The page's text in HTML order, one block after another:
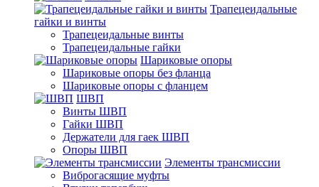
Трапецеидальные
гайки и винты
Трапецеидальные винты
Трапецеидальные гайки
Шариковые опоры
Шариковые опоры без фланца
Шариковые опоры с фланцем
ШВП
Винты ШВП
Гайки ШВП
Держатели для гаек ШВП
Опоры ШВП
Элементы трансмиссии
Виброгасящие муфты